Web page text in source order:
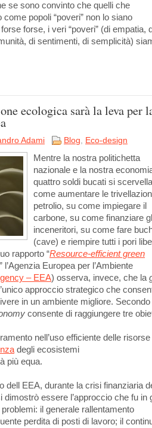
se sono convinto che quelli che
popoli “poveri” non lo siano
forse, i veri “poveri” (di empatia,
di sentimenti, di semplicità)
ecologica sarà la leva per
Adami Blog, Eco-design
Mentre la nostra politichetta
nazionale e la nostra
quattro soldi bucati si
come aumentare le
petrolio, su come impiegare il
carbone, su come finanziare
inceneritori, su come fare
(cave) e riempire tutti i pori
rapporto “Resource-efficient green
” l’Agenzia Europea per l’Ambiente
– EEA) osserva, invece, che la
approccio strategico che
in un ambiente migliore. Secondo
consente di raggiungere tre
nell’uso efficiente delle risorse
degli ecosistemi
più equa.
dell EEA, durante la crisi finanziaria
dimostrò essere l’approccio che fu in
il generale rallentamento
perdita di posti di lavoro; il